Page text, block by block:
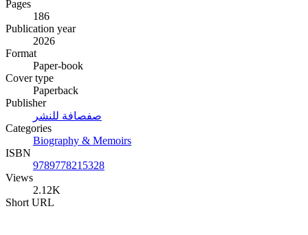
Pages
186
Publication year
2026
Format
Paper-book
Cover type
Paperback
Publisher
صفصافة للنشر
Categories
Biography & Memoirs
ISBN
9789778215328
Views
2.12K
Short URL